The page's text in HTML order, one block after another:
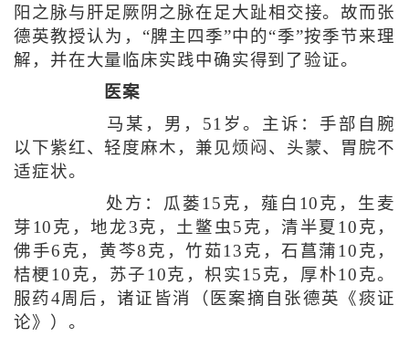
阳之脉与肝足厥阴之脉在足大趾相交接。故而张
德英教授认为，“脾主四季”中的“季”按季节来理
解，并在大量临床实践中确实得到了验证。
医案
马某，男，51岁。主诉：手部自腕
以下紫红、轻度麻木，兼见烦闷、头蒙、胃脘不
适症状。
处方：瓜蒌15克，薤白10克，生麦
芽10克，地龙3克，土鳖虫5克，清半夏10克，
佛手6克，黄芩8克，竹茹13克，石菖蒲10克，
桔梗10克，苏子10克，枳实15克，厚朴10克。
服药4周后，诸证皆消（医案摘自张德英《痰证
论》）。